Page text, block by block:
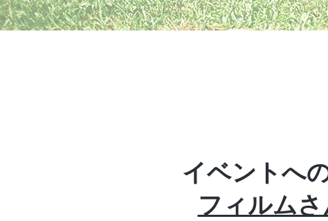
イベントへ
フィルム